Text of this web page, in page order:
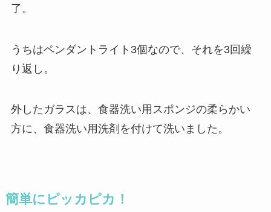
了。
うちはペンダントライト3個なので、それを3回繰
り返し。
外したガラスは、食器洗い用スポンジの柔らかい
方に、食器洗い用洗剤を付けて洗いました。
簡単にピッカピカ！